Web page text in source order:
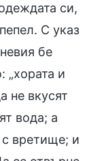
си,
С указ
бе
„хората и
не вкусят
вода; а
вретище; и